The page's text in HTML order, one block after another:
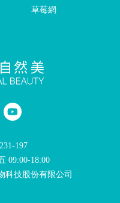
197
09:00-18:00
科技股份有限公司
草莓網